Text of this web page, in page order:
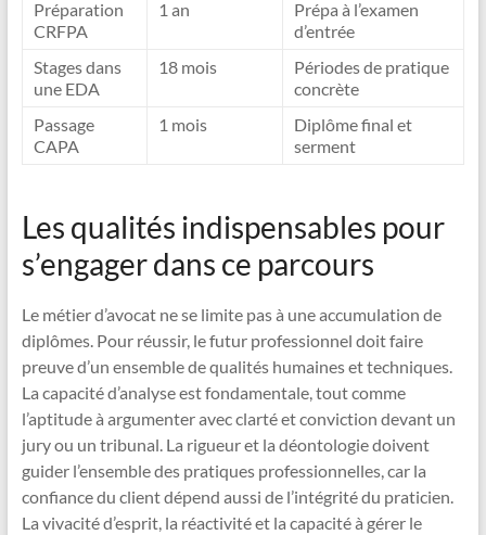
Préparation
CRFPA
1 an
Prépa à l’examen
d’entrée
Stages dans
une EDA
18 mois
Périodes de pratique
concrète
Passage
CAPA
1 mois
Diplôme final et
serment
Les qualités indispensables pour
s’engager dans ce parcours
Le métier d’avocat ne se limite pas à une accumulation de
diplômes. Pour réussir, le futur professionnel doit faire
preuve d’un ensemble de qualités humaines et techniques.
La capacité d’analyse est fondamentale, tout comme
l’aptitude à argumenter avec clarté et conviction devant un
jury ou un tribunal. La rigueur et la déontologie doivent
guider l’ensemble des pratiques professionnelles, car la
confiance du client dépend aussi de l’intégrité du praticien.
La vivacité d’esprit, la réactivité et la capacité à gérer le